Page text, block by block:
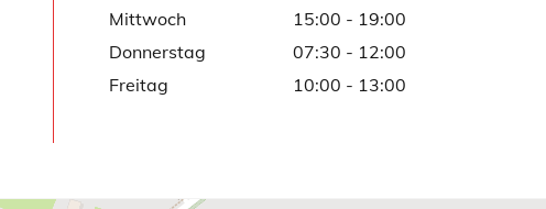
Mittwoch
15:00 - 19:00
Donnerstag
07:30 - 12:00
Freitag
10:00 - 13:00